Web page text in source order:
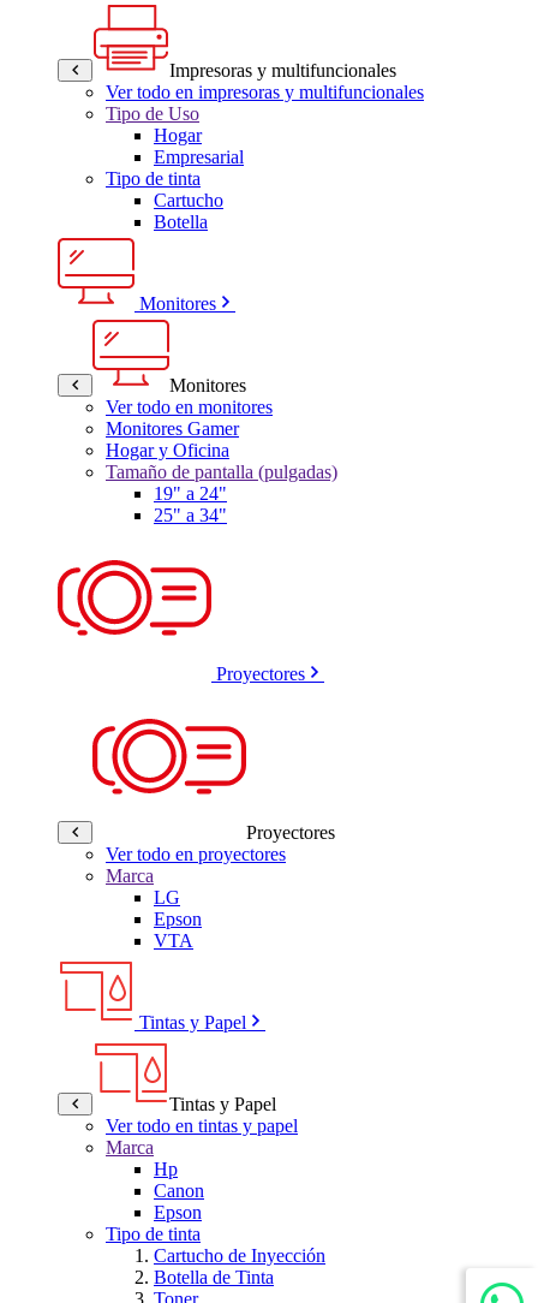
Impresoras y multifuncionales
Ver todo en impresoras y multifuncionales
Tipo de Uso
Hogar
Empresarial
Tipo de tinta
Cartucho
Botella
Monitores
Monitores
Ver todo en monitores
Monitores Gamer
Hogar y Oficina
Tamaño de pantalla (pulgadas)
19" a 24"
25" a 34"
Proyectores
Proyectores
Ver todo en proyectores
Marca
LG
Epson
VTA
Tintas y Papel
Tintas y Papel
Ver todo en tintas y papel
Marca
Hp
Canon
Epson
Tipo de tinta
Cartucho de Inyección
Botella de Tinta
Toner